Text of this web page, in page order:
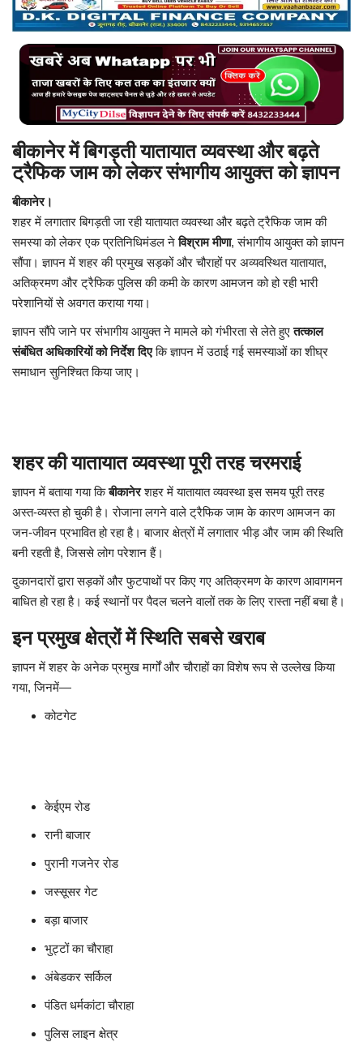
Language
English Hindi
बीकानेर में बिगड़ती यातायात व्यवस्था और बढ़ते
ट्रैफिक जाम को लेकर संभागीय आयुक्त को ज्ञापन
बीकानेर।
शहर में लगातार बिगड़ती जा रही यातायात व्यवस्था और बढ़ते ट्रैफिक जाम की
समस्या को लेकर एक प्रतिनिधिमंडल नेविश्राम मीणा, संभागीय आयुक्त को ज्ञापन
सौंपा। ज्ञापन में शहर की प्रमुख सड़कों और चौराहों पर अव्यवस्थित यातायात,
अतिक्रमण और ट्रैफिक पुलिस की कमी के कारण आमजन को हो रही भारी
परेशानियों से अवगत कराया गया।
ज्ञापन सौंपे जाने पर संभागीय आयुक्त ने मामले को गंभीरता से लेते हुएतत्काल
संबंधित अधिकारियों को निर्देश दिएकि ज्ञापन में उठाई गई समस्याओं का शीघ्र
समाधान सुनिश्चित किया जाए।
शहर की यातायात व्यवस्था पूरी तरह चरमराई
ज्ञापन में बताया गया किबीकानेरशहर में यातायात व्यवस्था इस समय पूरी तरह
अस्त-व्यस्त हो चुकी है। रोजाना लगने वाले ट्रैफिक जाम के कारण आमजन का
जन-जीवन प्रभावित हो रहा है। बाजार क्षेत्रों में लगातार भीड़ और जाम की स्थिति
बनी रहती है, जिससे लोग परेशान हैं।
दुकानदारों द्वारा सड़कों और फुटपाथों पर किए गए अतिक्रमण के कारण आवागमन
बाधित हो रहा है। कई स्थानों पर पैदल चलने वालों तक के लिए रास्ता नहीं बचा है।
इन प्रमुख क्षेत्रों में स्थिति सबसे खराब
ज्ञापन में शहर के अनेक प्रमुख मार्गों और चौराहों का विशेष रूप से उल्लेख किया
गया, जिनमें—
कोटगेट
केईएम रोड
रानी बाजार
पुरानी गजनेर रोड
जस्सूसर गेट
बड़ा बाजार
भुट्टों का चौराहा
अंबेडकर सर्किल
पंडित धर्मकांटा चौराहा
पुलिस लाइन क्षेत्र